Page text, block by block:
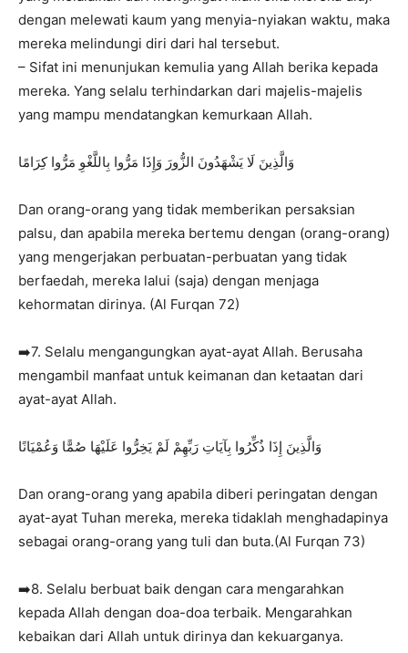
dengan melewati kaum yang menyia-nyiakan waktu, maka
mereka melindungi diri dari hal tersebut.
– Sifat ini menunjukan kemulia yang Allah berika kepada
mereka. Yang selalu terhindarkan dari majelis-majelis
yang mampu mendatangkan kemurkaan Allah.
وَالَّذِينَ لَا يَشْهَدُونَ الزُّورَ وَإِذَا مَرُّوا بِاللَّغْوِ مَرُّوا كِرَامًا
Dan orang-orang yang tidak memberikan persaksian
palsu, dan apabila mereka bertemu dengan (orang-orang)
yang mengerjakan perbuatan-perbuatan yang tidak
berfaedah, mereka lalui (saja) dengan menjaga
kehormatan dirinya. (Al Furqan 72)
➡️7. Selalu mengangungkan ayat-ayat Allah. Berusaha
mengambil manfaat untuk keimanan dan ketaatan dari
ayat-ayat Allah.
وَالَّذِينَ إِذَا ذُكِّرُوا بِآيَاتِ رَبِّهِمْ لَمْ يَخِرُّوا عَلَيْهَا صُمًّا وَعُمْيَانًا
Dan orang-orang yang apabila diberi peringatan dengan
ayat-ayat Tuhan mereka, mereka tidaklah menghadapinya
sebagai orang-orang yang tuli dan buta.(Al Furqan 73)
➡️8. Selalu berbuat baik dengan cara mengarahkan
kepada Allah dengan doa-doa terbaik. Mengarahkan
kebaikan dari Allah untuk dirinya dan kekuarganya.